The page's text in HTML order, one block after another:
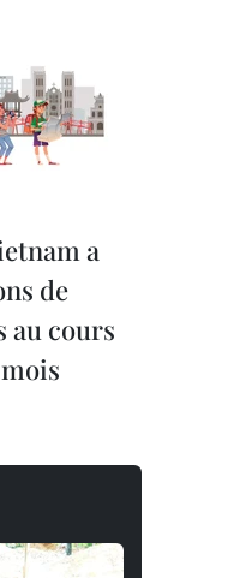
a
de
au cours